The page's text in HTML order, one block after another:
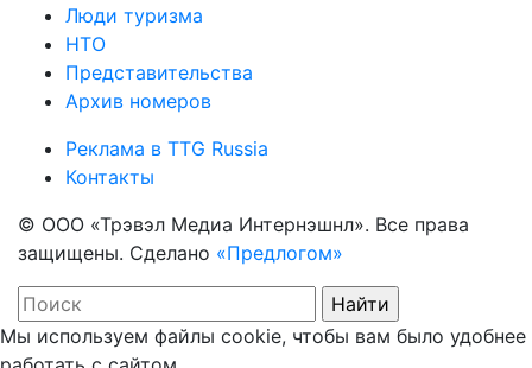
Люди туризма
НТО
Представительства
Архив номеров
Реклама в TTG Russia
Контакты
© ООО «Трэвэл Медиа Интернэшнл». Все права
защищены. Сделано «Предлогом»
Мы используем файлы cookie, чтобы вам было удобнее